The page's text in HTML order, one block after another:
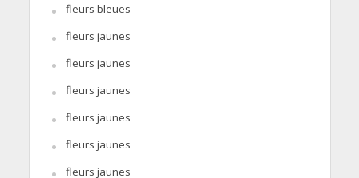
fleurs bleues
fleurs jaunes
fleurs jaunes
fleurs jaunes
fleurs jaunes
fleurs jaunes
fleurs jaunes